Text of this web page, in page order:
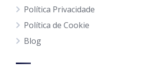
Política Privacidade
Política de Cookie
Blog